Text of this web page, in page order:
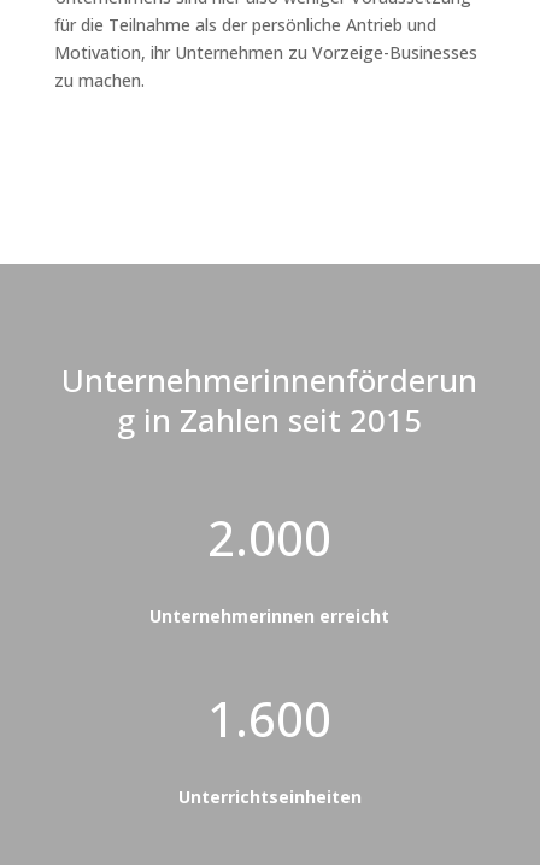
für die Teilnahme als der persönliche Antrieb und
Motivation, ihr Unternehmen zu Vorzeige-Businesses
zu machen.
Unternehmerinnenförderun
g in Zahlen seit 2015
2.000
Unternehmerinnen erreicht
1.600
Unterrichtseinheiten